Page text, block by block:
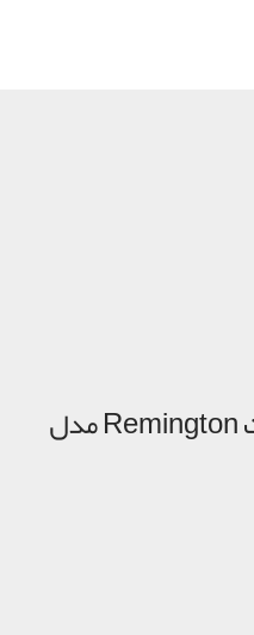
ماشین اصلاح سر و صورت Remington مدل